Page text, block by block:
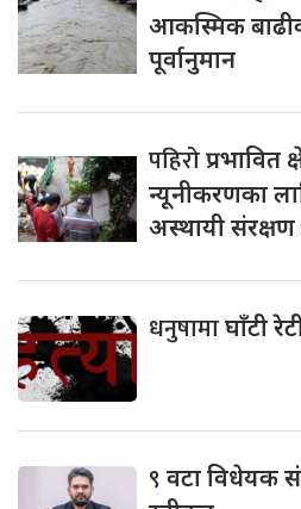
आकस्मिक
पूर्वानुमान
पहिरोप्रभावित
न्यूनीकरणका
अस्थायी संरक्षण
धनुषामाघाँटी
९ वटा विधेयक